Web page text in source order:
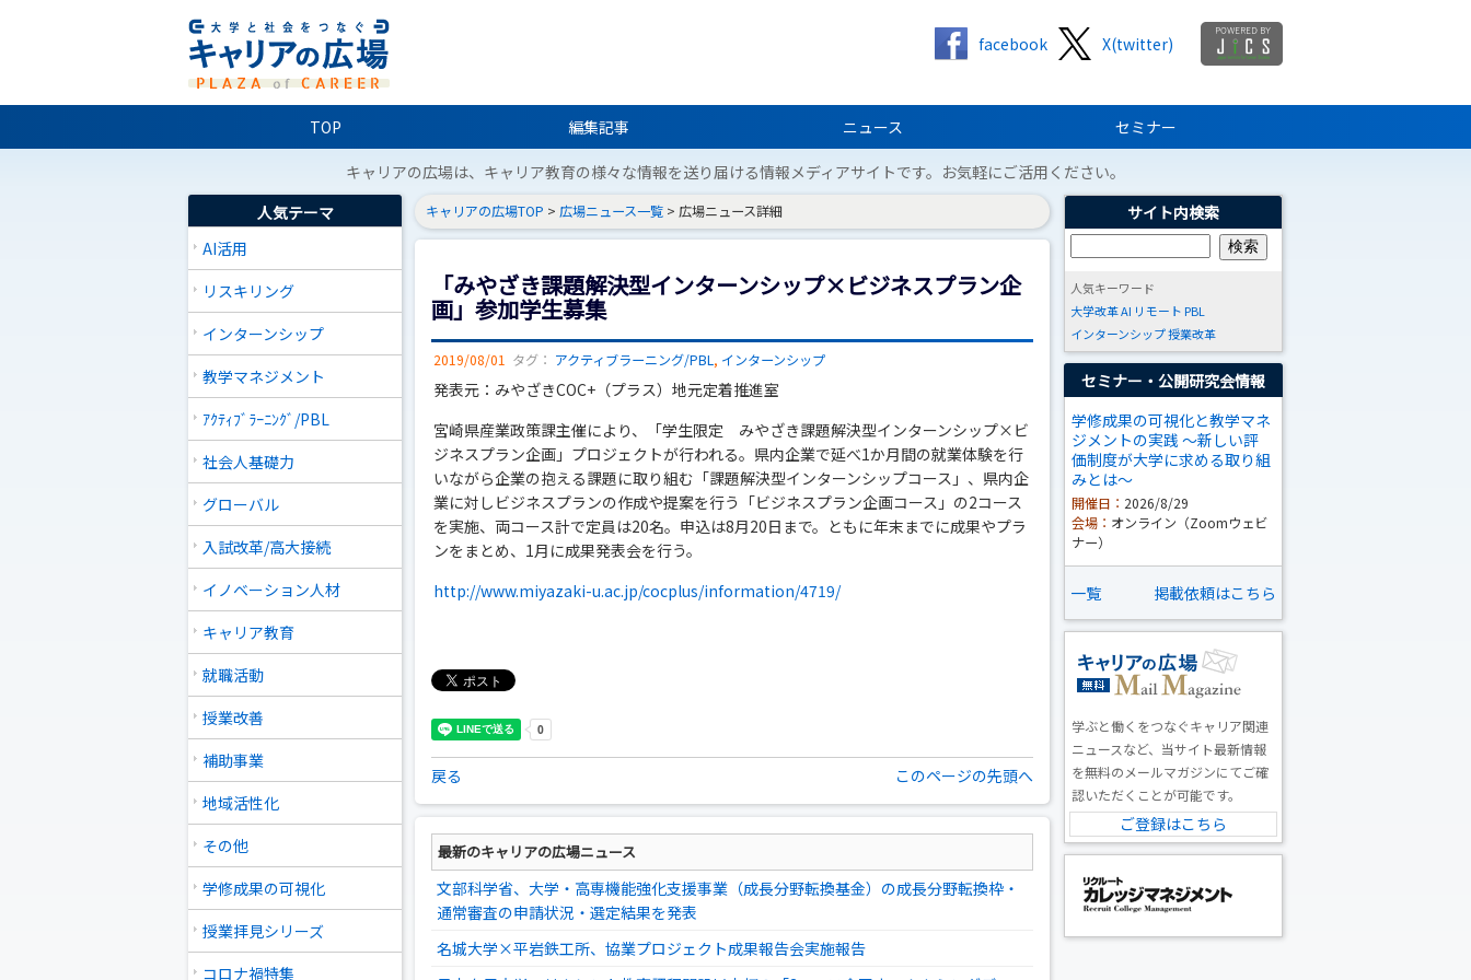
X(twitter)
facebook
TOP 編集記事 ニュース セミナー
キャリアの広場は、キャリア教育の様々な情報を送り届ける情報メディアサイトです。お気軽にご活用ください。
人気テーマ
AI活用
リスキリング
インターンシップ
教学マネジメント
ｱｸﾃｨﾌﾞﾗｰﾆﾝｸﾞ/PBL
社会人基礎力
グローバル
入試改革/高大接続
イノベーション人材
キャリア教育
就職活動
授業改善
補助事業
地域活性化
その他
学修成果の可視化
授業拝見シリーズ
コロナ禍特集
キャリアの広場TOP > 広場ニュース一覧 > 広場ニュース詳細
「みやざき課題解決型インターンシップ×ビジネスプラン企
画」参加学生募集
2019/08/01 タグ： アクティブラーニング/PBL, インターンシップ
発表元：みやざきCOC+（プラス）地元定着推進室
宮崎県産業政策課主催により、「学生限定 みやざき課題解決型インターンシップ×ビ
ジネスプラン企画」プロジェクトが行われる。県内企業で延べ1か月間の就業体験を行
いながら企業の抱える課題に取り組む「課題解決型インターンシップコース」、県内企
業に対しビジネスプランの作成や提案を行う「ビジネスプラン企画コース」の2コース
を実施、両コース計で定員は20名。申込は8月20日まで。ともに年末までに成果やプラ
ンをまとめ、1月に成果発表会を行う。
http://www.miyazaki-u.ac.jp/cocplus/information/4719/
戻る このページの先頭へ
最新のキャリアの広場ニュース
文部科学省、大学・高専機能強化支援事業（成長分野転換基金）の成長分野転換枠・
通常審査の申請状況・選定結果を発表
名城大学×平岩鉄工所、協業プロジェクト成果報告会実施報告
サイト内検索
人気キーワード
大学改革AI リモート PBL
インターンシップ授業改革
セミナー・公開研究会情報
学修成果の可視化と教学マネ
ジメントの実践 ～新しい評
価制度が大学に求める取り組
みとは～
開催日： 2026/8/29
会場： オンライン（Zoomウェビ
ナー）
一覧 掲載依頼はこちら
学ぶと働くをつなぐキャリア関連
ニュースなど、当サイト最新情報
を無料のメールマガジンにてご確
認いただくことが可能です。
ご登録はこちら